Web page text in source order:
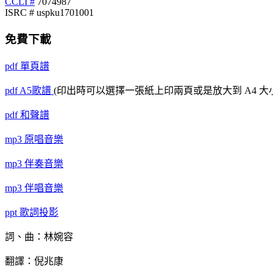
ISRC # uspku1701001
免費下載
pdf 單頁譜
pdfA5歌譜 (印出時可以選擇一張紙上印兩頁或是放大到 A4 大
pdf和聲譜
mp3 原唱音樂
mp3 伴奏音樂
mp3 伴唱音樂
ppt 歌詞投影
詞、曲：林婉容
翻譯：倪兆康